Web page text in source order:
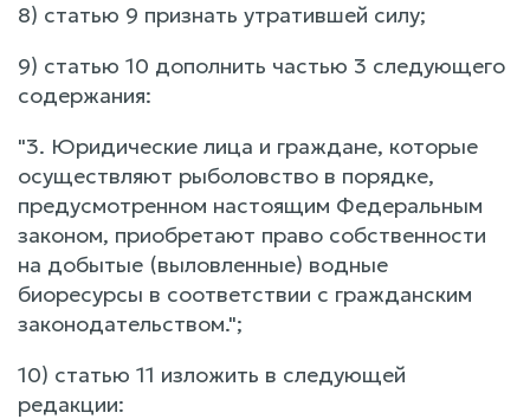
8) статью 9 признать утратившей силу;
9) статью 10 дополнить частью 3 следующего
содержания:
"3. Юридические лица и граждане, которые
осуществляют рыболовство в порядке,
предусмотренном настоящим Федеральным
законом, приобретают право собственности
на добытые (выловленные) водные
биоресурсы в соответствии с гражданским
законодательством.";
10) статью 11 изложить в следующей
редакции: